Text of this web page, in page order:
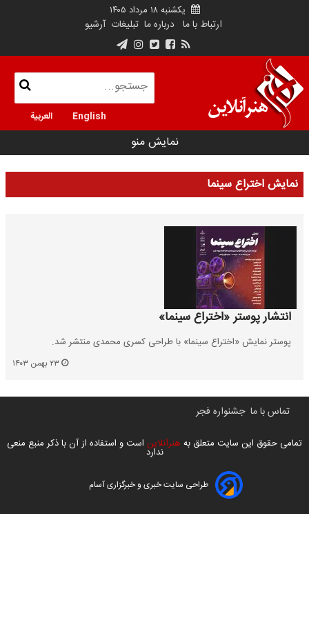
یکشنبه ۱۸ مرداد ۱۴۰۵
ارتباط با ما درباره ما تبلیغات آرشیو
English العربية
نمایش منو
نمایش اختراع سینما
انتشار پوستر «اختراع سینما»
پوستر نمایش «اختراع سینما» با طراحی کسری محمدی منتشر شد.
تماس با ما جشنواره فجر
تمامی حقوق این سایت متعلق به هنرآنلاین است و استفاده از آن با ذکر منبع منعی
ندارد
طراحی سایت خبری و خبرگزاری آسام